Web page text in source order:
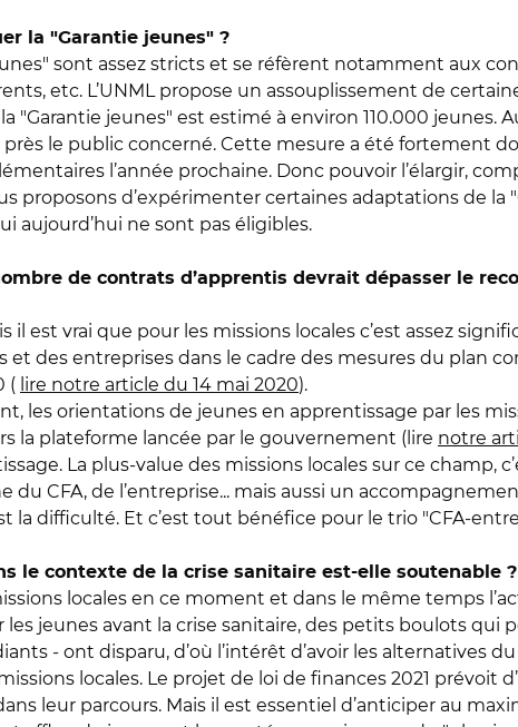
la "Garantie jeunes" ?
sont assez stricts et se réfèrent notamment aux
etc. L’UNML propose un assouplissement de
"Garantie jeunes" est estimé à environ 110.000 jeunes.
le public concerné. Cette mesure a été fortement
l’année prochaine. Donc pouvoir l’élargir,
proposons d’expérimenter certaines adaptations de la
aujourd’hui ne sont pas éligibles.
de contrats d’apprentis devrait dépasser le
il est vrai que pour les missions locales c’est assez
et des entreprises dans le cadre des mesures du plan
( lire notre article du 14 mai 2020).
les orientations de jeunes en apprentissage par les
la plateforme lancée par le gouvernement (lire notre
La plus-value des missions locales sur ce champ,
CFA, de l’entreprise... mais aussi un
la difficulté. Et c’est tout bénéfice pour le trio "CFA-
le contexte de la crise sanitaire est-elle soutenable ?
locales en ce moment et dans le même temps
jeunes avant la crise sanitaire, des petits boulots qui
- ont disparu, d’où l’intérêt d’avoir les alternatives
locales. Le projet de loi de finances 2021 prévoit
leur parcours. Mais il est essentiel d’anticiper au